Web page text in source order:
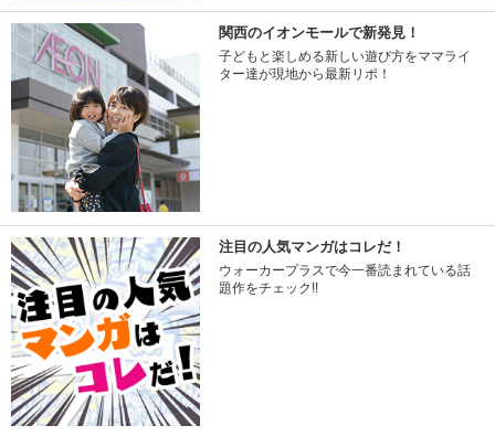
関西のイオンモールで新発見！
子どもと楽しめる新しい遊び方をママライ
ター達が現地から最新リポ！
注目の人気マンガはコレだ！
ウォーカープラスで今一番読まれている話
題作をチェック!!